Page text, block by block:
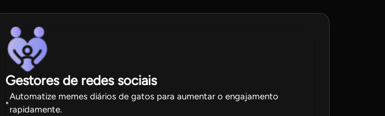
Gestores de redes sociais
Automatize memes diários de gatos para aumentar o engajamento
rapidamente.